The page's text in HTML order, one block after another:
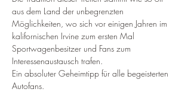
aus dem Land der unbegrenzten
Möglichkeiten, wo sich vor einigen Jahren im
kalifornischen Irvine zum ersten Mal
Sportwagenbesitzer und Fans zum
Interessenaustausch trafen.
Ein absoluter Geheimtipp für alle begeisterten
Autofans.